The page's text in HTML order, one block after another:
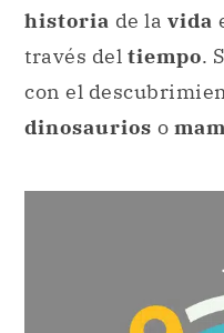
historia de la vida
través del tiempo.
con el
dinosaurios o